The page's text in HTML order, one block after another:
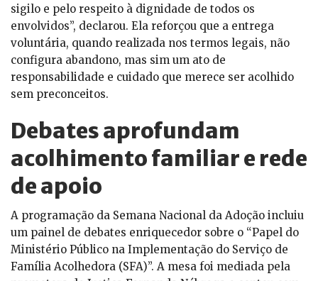
sigilo e pelo respeito à dignidade de todos os
envolvidos”, declarou. Ela reforçou que a entrega
voluntária, quando realizada nos termos legais, não
configura abandono, mas sim um ato de
responsabilidade e cuidado que merece ser acolhido
sem preconceitos.
Debates aprofundam
acolhimento familiar e rede
de apoio
A programação da Semana Nacional da Adoção incluiu
um painel de debates enriquecedor sobre o “Papel do
Ministério Público na Implementação do Serviço de
Família Acolhedora (SFA)”. A mesa foi mediada pela